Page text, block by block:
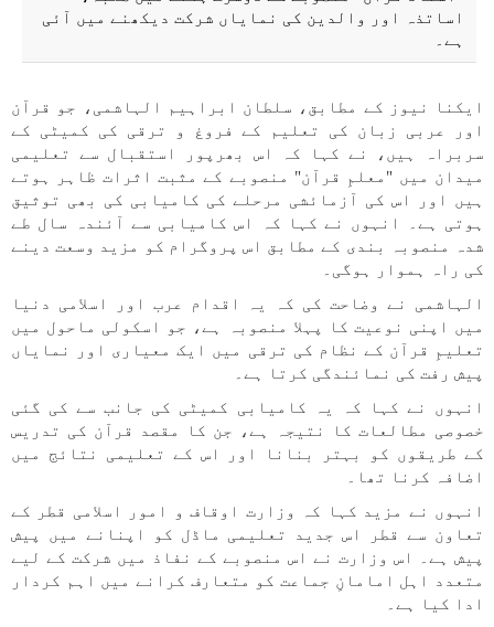
اساتذہ اور والدین کی نمایاں شرکت دیکھنے میں آئی
ہے۔
ایکنا نیوز کے مطابق، سلطان ابراہیم الہاشمی، جو قرآن
اور عربی زبان کی تعلیم کے فروغ و ترقی کی کمیٹی کے
سربراہ ہیں، نے کہا کہ اس بھرپور استقبال سے تعلیمی
میدان میں "معلمِ قرآن" منصوبے کے مثبت اثرات ظاہر ہوتے
ہیں اور اس کی آزمائشی مرحلے کی کامیابی کی بھی توثیق
ہوتی ہے۔ انہوں نے کہا کہ اس کامیابی سے آئندہ سال طے
شدہ منصوبہ بندی کے مطابق اس پروگرام کو مزید وسعت دینے
کی راہ ہموار ہوگی۔
الہاشمی نے وضاحت کی کہ یہ اقدام عرب اور اسلامی دنیا
میں اپنی نوعیت کا پہلا منصوبہ ہے، جو اسکولی ماحول میں
تعلیمِ قرآن کے نظام کی ترقی میں ایک معیاری اور نمایاں
پیش رفت کی نمائندگی کرتا ہے۔
انہوں نے کہا کہ یہ کامیابی کمیٹی کی جانب سے کی گئی
خصوصی مطالعات کا نتیجہ ہے، جن کا مقصد قرآن کی تدریس
کے طریقوں کو بہتر بنانا اور اس کے تعلیمی نتائج میں
اضافہ کرنا تھا۔
انہوں نے مزید کہا کہ وزارت اوقاف و امور اسلامی قطر کے
تعاون سے قطر اس جدید تعلیمی ماڈل کو اپنانے میں پیش
پیش ہے۔ اس وزارت نے اس منصوبے کے نفاذ میں شرکت کے لیے
متعدد اہل امامانِ جماعت کو متعارف کرانے میں اہم کردار
ادا کیا ہے۔